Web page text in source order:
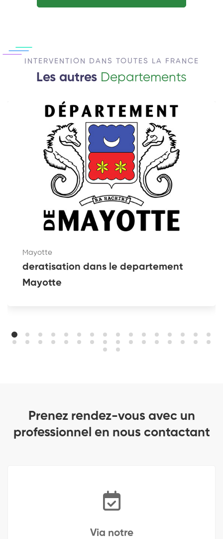
INTERVENTION DANS TOUTES LA FRANCE
Les autres Departements
Mayotte
deratisation dans le departement
Mayotte
Prenez rendez-vous avec un
professionnel en nous contactant
Via notre